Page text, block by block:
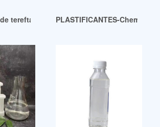
tereftalato de di (2-etilhexilo) (DOTP)
PLASTIFICANTES-